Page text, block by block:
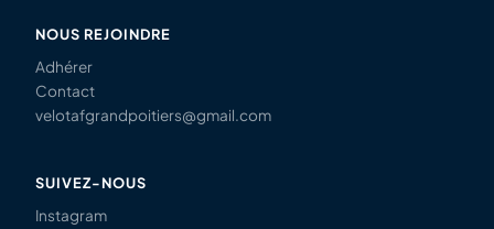
NOUS REJOINDRE
Adhérer
Contact
velotafgrandpoitiers@gmail.com
SUIVEZ-NOUS
Instagram